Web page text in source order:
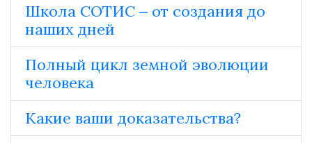
Школа СОТИС ‒ от создания до
наших дней
Полный цикл земной эволюции
человека
Какие ваши доказательства?